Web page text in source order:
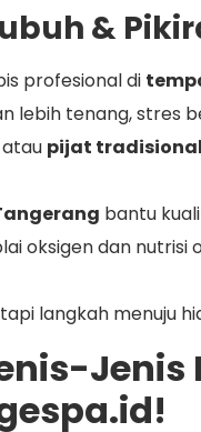
&
profesional di
lebih tenang, stres
atau pijat
bantu
oksigen dan nutrisi
langkah menuju
Jenis